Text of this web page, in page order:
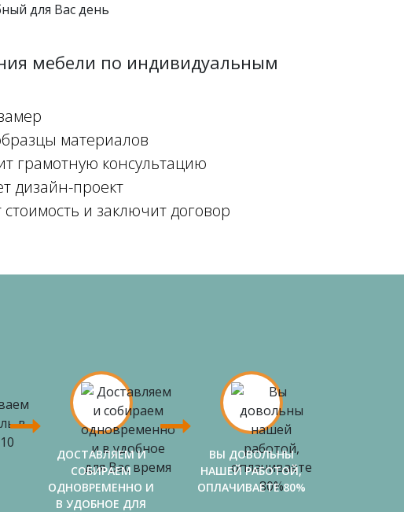
для Вас день
мебели по индивидуальным
материалов
грамотную консультацию
дизайн-проект
стоимость и заключит договор
ДОСТАВЛЯЕМ И
СОБИРАЕМ
ОДНОВРЕМЕННО И
В УДОБНОЕ ДЛЯ
ВЫ ДОВОЛЬНЫ
НАШЕЙ РАБОТОЙ,
ОПЛАЧИВАЕТЕ 80%